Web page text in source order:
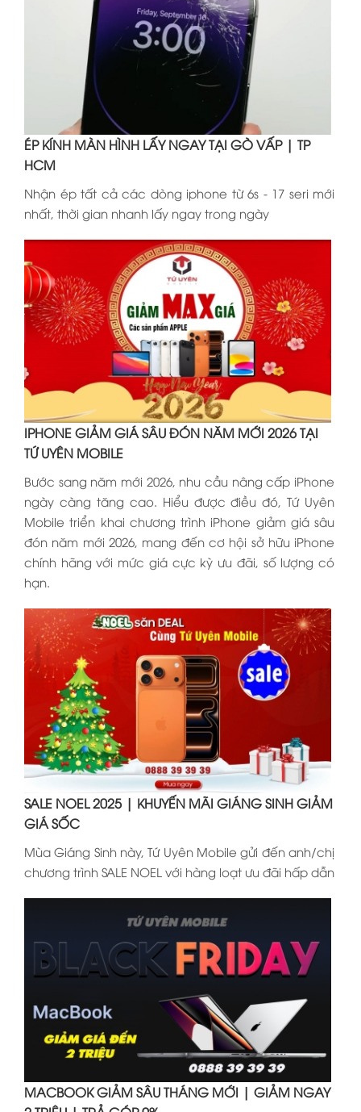
ÉP KÍNH MÀN HÌNH LẤY NGAY TẠI GÒ VẤP | TP
HCM
Nhận ép tất cả các dòng iphone từ 6s - 17 seri mới
nhất, thời gian nhanh lấy ngay trong ngày
IPHONE GIẢM GIÁ SÂU ĐÓN NĂM MỚI 2026 TẠI
TỨ UYÊN MOBILE
Bước sang năm mới 2026, nhu cầu nâng cấp iPhone
ngày càng tăng cao. Hiểu được điều đó, Tứ Uyên
Mobile triển khai chương trình iPhone giảm giá sâu
đón năm mới 2026, mang đến cơ hội sở hữu iPhone
chính hãng với mức giá cực kỳ ưu đãi, số lượng có
hạn.
SALE NOEL 2025 | KHUYẾN MÃI GIÁNG SINH GIẢM
GIÁ SỐC
Mùa Giáng Sinh này, Tứ Uyên Mobile gửi đến anh/chị
chương trình SALE NOEL với hàng loạt ưu đãi hấp dẫn
MACBOOK GIẢM SÂU THÁNG MỚI | GIẢM NGAY